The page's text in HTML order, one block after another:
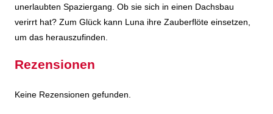
unerlaubten Spaziergang. Ob sie sich in einen Dachsbau
verirrt hat? Zum Glück kann Luna ihre Zauberflöte einsetzen,
um das herauszufinden.
Rezensionen
Keine Rezensionen gefunden.